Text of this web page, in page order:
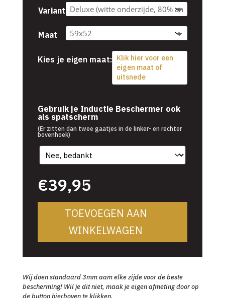
€54,95
Variant
Maat
Kies je eigen maat: Klik hier voor een
eigen maat of
uitsnede
€39,95
Gebruik je Inductie Beschermer ook
als spatscherm
(Er zitten dan twee gaatjes in de linker- en rechter
bovenhoek)
€39,95
TOEVOEGEN AAN
WINKELWAGEN
Wij doen standaard 3mm aam elke zijde voor de beste
bescherming! Wil je dit niet, maak je eigen afmeting door op
de button hierboven te klikken.